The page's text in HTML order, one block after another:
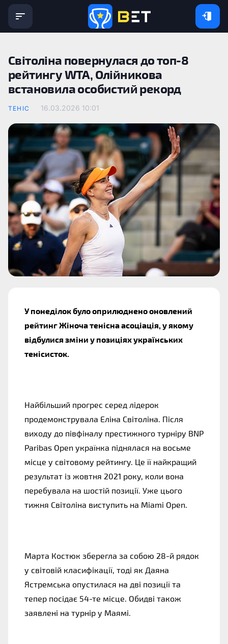
Світоліна повернулася до топ-8
рейтингу WTA, Олійникова
встановила особистий рекорд
ТЕНІС 16.03.2026 10:01
У понеділок було оприлюднено оновлений
рейтинг Жіноча тенісна асоціація, у якому
відбулися зміни у позиціях українських
тенісисток.
Найбільший прогрес серед лідерок
продемонструвала Еліна Світоліна. Після
виходу до півфіналу престижного турніру BNP
Paribas Open українка піднялася на восьме
місце у світовому рейтингу. Це її найкращий
результат із жовтня 2021 року, коли вона
перебувала на шостій позиції. Уже цього
тижня Світоліна виступить на Miami Open.
Марта Костюк зберегла за собою 28-й рядок
у світовій класифікації, тоді як Даяна
Ястремська опустилася на дві позиції та
тепер посідає 54-те місце. Обидві також
заявлені на турнір у Маямі.